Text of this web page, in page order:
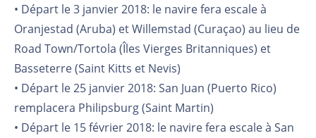
• Départ le 3 janvier 2018: le navire fera escale à
Oranjestad (Aruba) et Willemstad (Curaçao) au lieu de
Road Town/Tortola (Îles Vierges Britanniques) et
Basseterre (Saint Kitts et Nevis)
• Départ le 25 janvier 2018: San Juan (Puerto Rico)
remplacera Philipsburg (Saint Martin)
• Départ le 15 février 2018: le navire fera escale à San